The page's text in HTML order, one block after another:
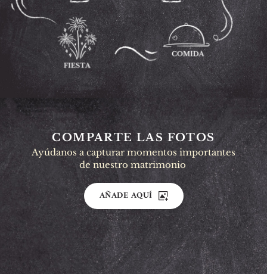
COMPARTE LAS FOTOS
Ayúdanos a capturar momentos importantes
de nuestro matrimonio
AÑADE AQUÍ